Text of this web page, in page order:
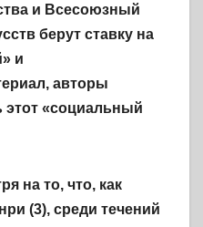
и Всесоюзный
берут ставку на
и
авторы
«социальный
на то, что, как
(3), среди течений